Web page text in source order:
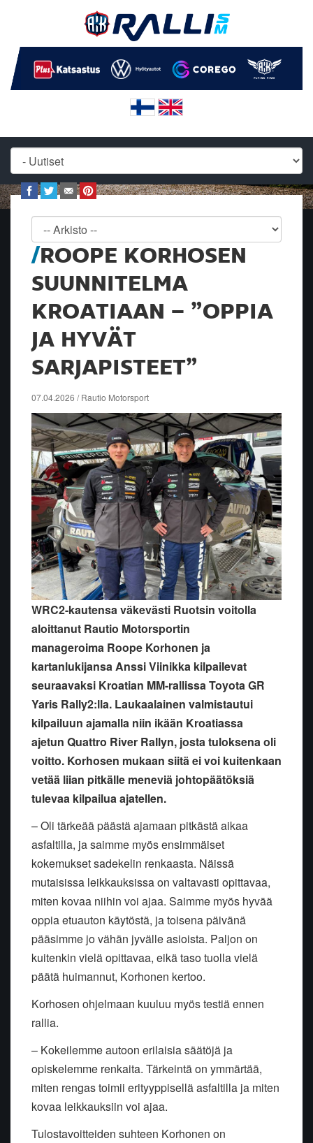
ROOPE KORHOSEN
SUUNNITELMA
KROATIAAN – ”OPPIA
JA HYVÄT
SARJAPISTEET”
07.04.2026 / Rautio Motorsport
WRC2-kautensa väkevästi Ruotsin voitolla
aloittanut Rautio Motorsportin
manageroima Roope Korhonen ja
kartanlukijansa Anssi Viinikka kilpailevat
seuraavaksi Kroatian MM-rallissa Toyota GR
Yaris Rally2:lla. Laukaalainen valmistautui
kilpailuun ajamalla niin ikään Kroatiassa
ajetun Quattro River Rallyn, josta tuloksena oli
voitto. Korhosen mukaan siitä ei voi kuitenkaan
vetää liian pitkälle meneviä johtopäätöksiä
tulevaa kilpailua ajatellen.
– Oli tärkeää päästä ajamaan pitkästä aikaa
asfaltilla, ja saimme myös ensimmäiset
kokemukset sadekelin renkaasta. Näissä
mutaisissa leikkauksissa on valtavasti opittavaa,
miten kovaa niihin voi ajaa. Saimme myös hyvää
oppia etuauton käytöstä, ja toisena päivänä
pääsimme jo vähän jyvälle asioista. Paljon on
kuitenkin vielä opittavaa, eikä taso tuolla vielä
päätä huimannut, Korhonen kertoo.
Korhosen ohjelmaan kuuluu myös testiä ennen
rallia.
– Kokeilemme autoon erilaisia säätöjä ja
opiskelemme renkaita. Tärkeintä on ymmärtää,
miten rengas toimii erityyppisellä asfaltilla ja miten
kovaa leikkauksiin voi ajaa.
Tulostavoitteiden suhteen Korhonen on